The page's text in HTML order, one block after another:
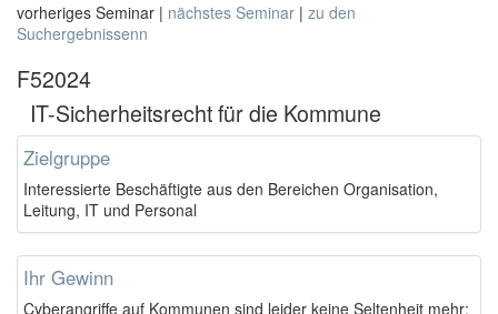
vorheriges Seminar | nächstes Seminar | zu den
Suchergebnissenn
F52024
IT-Sicherheitsrecht für die Kommune
Zielgruppe
Interessierte Beschäftigte aus den Bereichen Organisation,
Leitung, IT und Personal
Ihr Gewinn
Cyberangriffe auf Kommunen sind leider keine Seltenheit mehr: